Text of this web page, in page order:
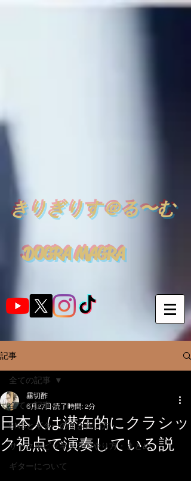
きりぎりす＠る〜む
DOGRA MAGRA
記事
全ての記事
SNSとギターの向き合い方
サークルピッキングのやり方・まとめ
ギターについて
全ての記事
日本人は潜在的にクラシッ
ク視点で演奏している説
霧切酢
6月27日 読了時間: 2分